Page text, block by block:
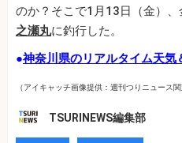
のか？そこで1月13日（金）
之瀬丸に釣行した。
●神奈川県のリアルタイム天気
（アイキャッチ画像提供：週刊つりニュース
TSURINEWS編集部